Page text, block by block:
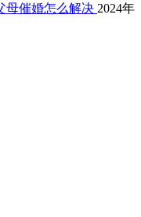
母催婚怎么解决 2024年